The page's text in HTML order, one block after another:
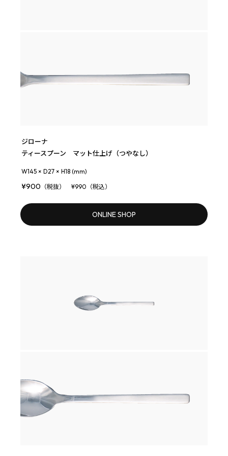
ジローナ
ティースプーン マット仕上げ（つやなし）
W145 × D27 × H18 (mm)
¥900 （税抜） ¥990（税込）
ONLINE SHOP